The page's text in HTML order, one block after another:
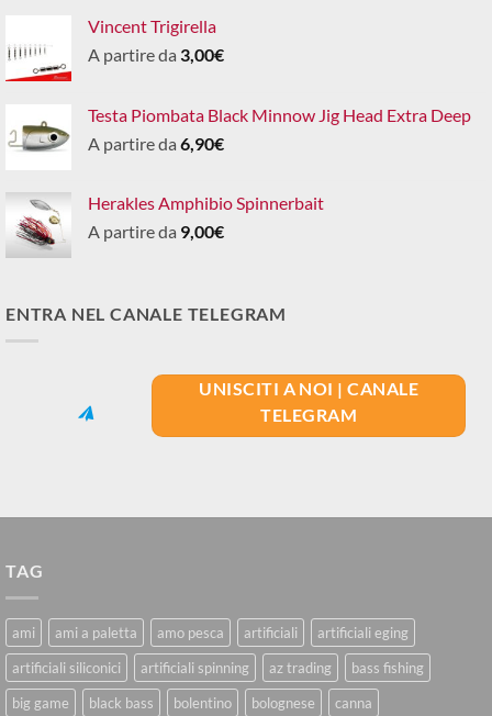
Vincent Trigirella
A partire da 3,00€
Testa Piombata Black Minnow Jig Head Extra Deep
A partire da 6,90€
Herakles Amphibio Spinnerbait
A partire da 9,00€
ENTRA NEL CANALE TELEGRAM
UNISCITI A NOI | CANALE
TELEGRAM
TAG
ami ami a paletta amo pesca artificiali
artificiali eging
artificiali siliconici
artificiali spinning az trading
bass fishing
big game
black bass bolentino bolognese canna